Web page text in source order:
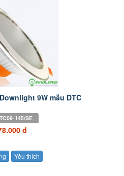
9W mẫu DTC
145/SE_
đ
Yêu thích